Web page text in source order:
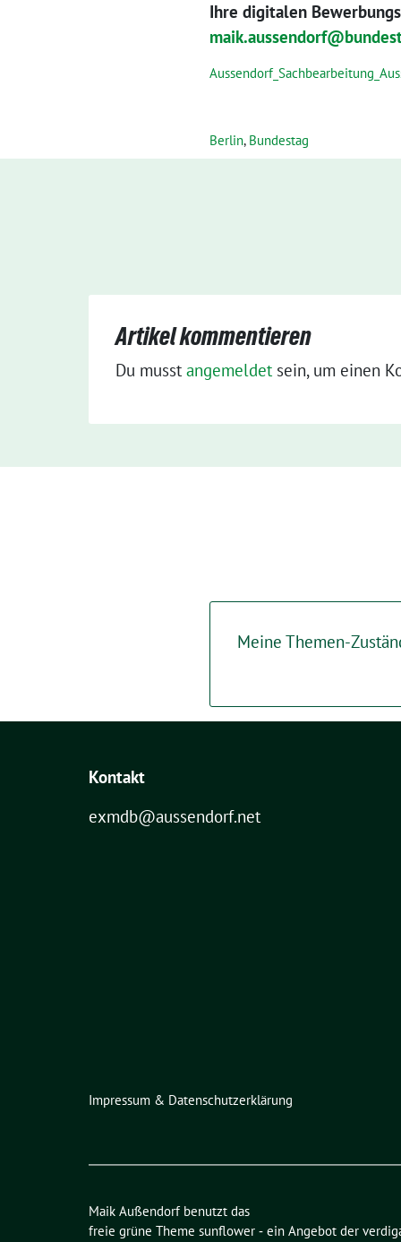
Ihre digitalen
Berlin, Bundestag
Artikel kommentieren
Du musst angemeldet sein, um einen
Meine Themen-
Kontakt
exmdb@aussendorf.net
Impressum & Datenschutzerklärung
Maik Außendorf benutzt das
freie grüne Theme sunflower ‐ ein Angebot der